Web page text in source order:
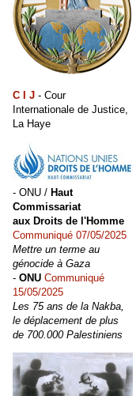
C I J - Cour
Internationale de Justice,
La Haye
- ONU / Haut
Commissariat
aux Droits de l'Homme
Communiqué 07/05/2025
Mettre un terme au
génocide à Gaza
- ONU Communiqué
15/05/2025
Les 75 ans de la Nakba,
le déplacement de plus
de 700.000 Palestiniens